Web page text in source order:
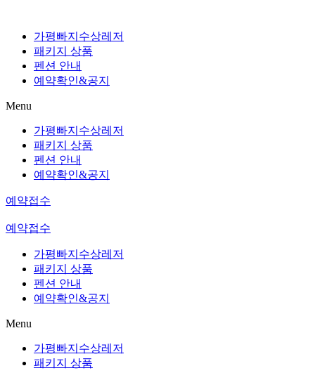
가평빠지수상레저
패키지 상품
펜션 안내
예약확인&공지
Menu
가평빠지수상레저
패키지 상품
펜션 안내
예약확인&공지
예약접수
예약접수
가평빠지수상레저
패키지 상품
펜션 안내
예약확인&공지
Menu
가평빠지수상레저
패키지 상품